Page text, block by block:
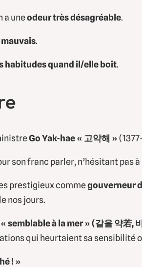
a uneodeur très désagréable.
.
habitudes quand il/elle boit.
Go Yak-hae « 고약해 »
son franc parler, n’hésitant pas
prestigieux commegouverneur
nos jours.
« semblable à la mer » (같을 약若,
qui heurtaient sa sensibilité
! »